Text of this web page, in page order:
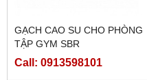
GẠCH CAO SU CHO PHÒNG
TẬP GYM SBR
Call: 0913598101